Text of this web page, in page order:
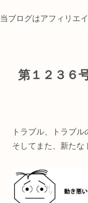
当ブログはアフィリエ
第１２３６
トラブル、トラブル
そしてまた、新たな